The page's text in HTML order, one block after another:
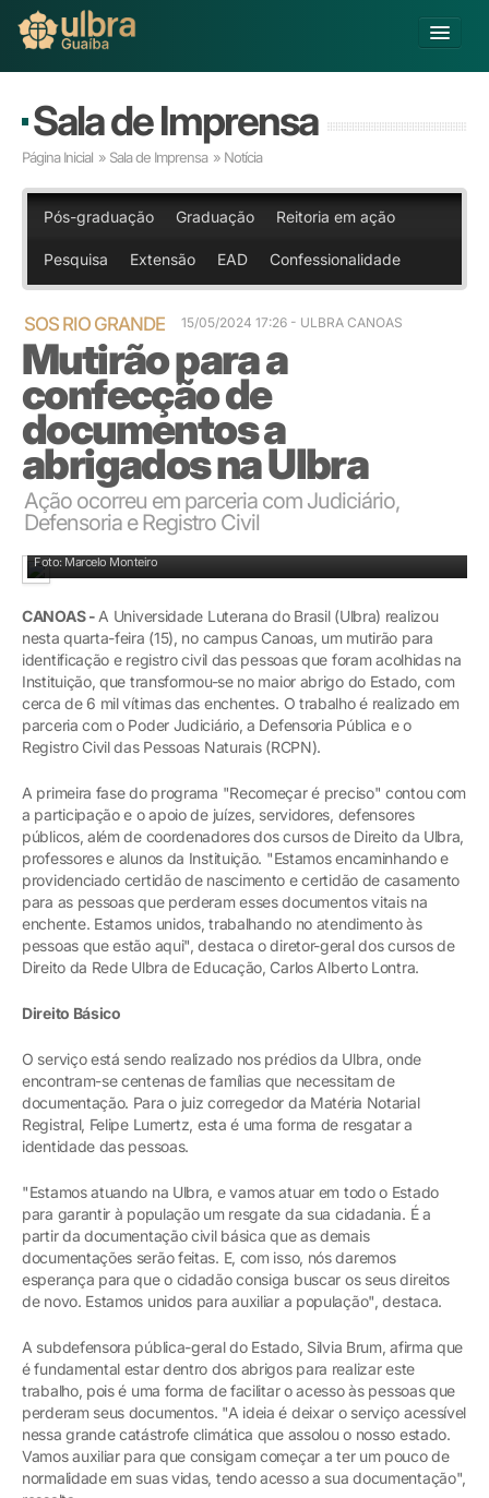
Buscar
Já sou Aluno
Matricule-se
Educação Básica
Graduação
Pós-graduação
Educação a Distância
Pesquisa
Extensão
Infraestrutura e Serviços
Inovação
Sobre a ULBRA
Sala de Imprensa
Página Inicial » Sala de Imprensa » Notícia
Pós-graduação Graduação Reitoria em ação
Pesquisa Extensão EAD Confessionalidade
SOS RIO GRANDE 15/05/2024 17:26 - ULBRA CANOAS
Mutirão para a
confecção de
documentos a
abrigados na Ulbra
Ação ocorreu em parceria com Judiciário,
Defensoria e Registro Civil
Foto: Marcelo Monteiro
CANOAS - A Universidade Luterana do Brasil (Ulbra) realizou
nesta quarta-feira (15), no campus Canoas, um mutirão para
identificação e registro civil das pessoas que foram acolhidas na
Instituição, que transformou-se no maior abrigo do Estado, com
cerca de 6 mil vítimas das enchentes. O trabalho é realizado em
parceria com o Poder Judiciário, a Defensoria Pública e o
Registro Civil das Pessoas Naturais (RCPN).
A primeira fase do programa "Recomeçar é preciso" contou com
a participação e o apoio de juízes, servidores, defensores
públicos, além de coordenadores dos cursos de Direito da Ulbra,
professores e alunos da Instituição. "Estamos encaminhando e
providenciado certidão de nascimento e certidão de casamento
para as pessoas que perderam esses documentos vitais na
enchente. Estamos unidos, trabalhando no atendimento às
pessoas que estão aqui", destaca o diretor-geral dos cursos de
Direito da Rede Ulbra de Educação, Carlos Alberto Lontra.
Direito Básico
O serviço está sendo realizado nos prédios da Ulbra, onde
encontram-se centenas de famílias que necessitam de
documentação. Para o juiz corregedor da Matéria Notarial
Registral, Felipe Lumertz, esta é uma forma de resgatar a
identidade das pessoas.
"Estamos atuando na Ulbra, e vamos atuar em todo o Estado
para garantir à população um resgate da sua cidadania. É a
partir da documentação civil básica que as demais
documentações serão feitas. E, com isso, nós daremos
esperança para que o cidadão consiga buscar os seus direitos
de novo. Estamos unidos para auxiliar a população", destaca.
A subdefensora pública-geral do Estado, Silvia Brum, afirma que
é fundamental estar dentro dos abrigos para realizar este
trabalho, pois é uma forma de facilitar o acesso às pessoas que
perderam seus documentos. "A ideia é deixar o serviço acessível
nessa grande catástrofe climática que assolou o nosso estado.
Vamos auxiliar para que consigam começar a ter um pouco de
normalidade em suas vidas, tendo acesso a sua documentação",